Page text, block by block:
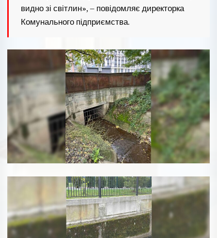
видно зі світлин», – повідомляє директорка
Комунального підприємства.